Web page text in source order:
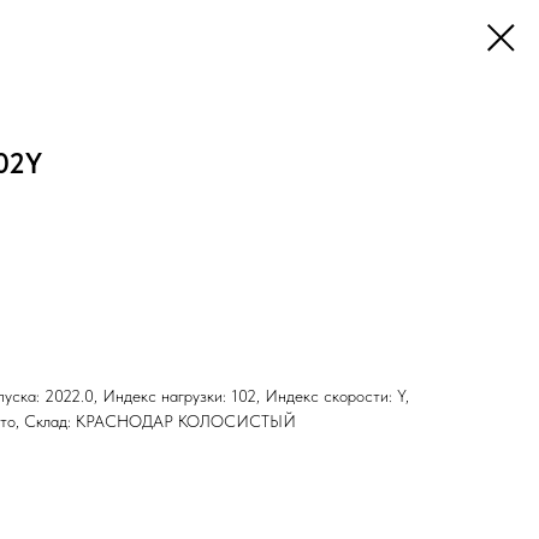
2022.0, Индекс нагрузки: 102, Индекс скорости: Y,
Склад: КРАСНОДАР КОЛОСИСТЫЙ